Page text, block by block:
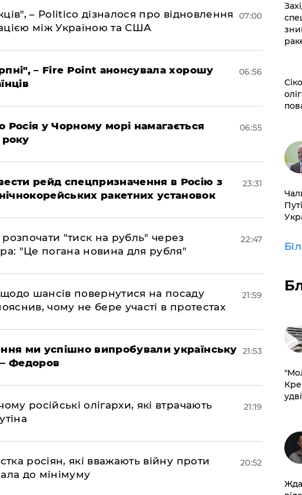
– Politico дізналося про відновлення
між Україною та США
07:00
– Fire Point анонсувала хорошу
06:56
Росія у Чорному морі намагається
року
06:55
рейд спецпризначення в Росію з
ракетних установок
23:31
"тиск на рубль" через
"Це погана новина для рубля"
22:47
шансів повернутися на посаду
чому не бере участі в протестах
21:59
ми успішно випробували українську
Федоров
21:53
російські олігархи, які втрачають
21:19
росіян, які вважають війну проти
до мінімуму
20:52